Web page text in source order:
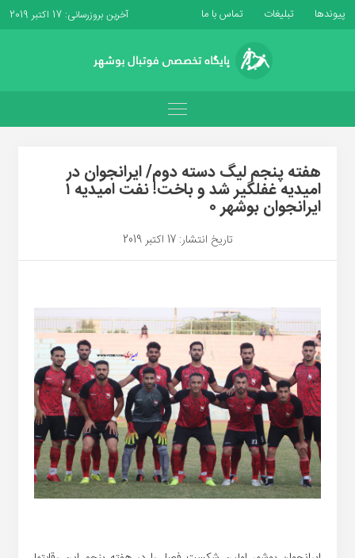
پیوندها تبلیغات تماس با ما آخرین بروزرسانی: 17 اکتبر 2019
هفته پنجم لیگ دسته دوم/ ایرانجوان در
امیدیه غفلگیر شد و باخت! نفت امیدیه ۱
ایرانجوان بوشهر ۰
تاریخ انتشار: 17 اکتبر 2019